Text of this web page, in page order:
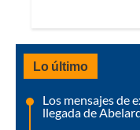
Lo último
Los mensajes de
llegada de